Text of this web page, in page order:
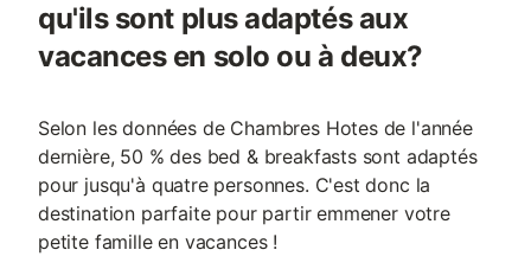
qu'ils sont plus adaptés aux
vacances en solo ou à deux?
Selon les données de Chambres Hotes de l'année
dernière, 50 % des bed & breakfasts sont adaptés
pour jusqu'à quatre personnes. C'est donc la
destination parfaite pour partir emmener votre
petite famille en vacances !